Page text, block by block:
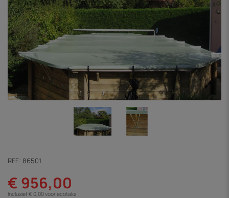
REF: 86501
€ 956,00
Inclusief € 0,00 voor ecotaks